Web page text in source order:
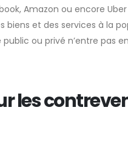
Amazon ou encore
biens et des services à la
ou privé n’entre pas
les